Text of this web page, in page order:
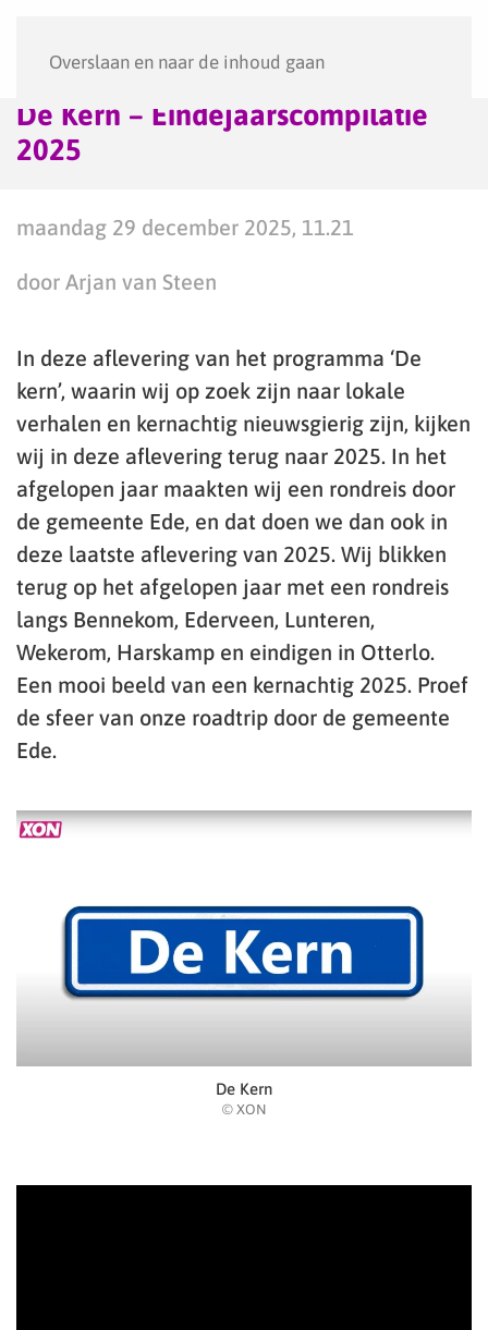
Overslaan en naar de inhoud gaan
De Kern – Eindejaarscompilatie
2025
maandag 29 december 2025, 11.21
door Arjan van Steen
In deze aflevering van het programma ‘De
kern’, waarin wij op zoek zijn naar lokale
verhalen en kernachtig nieuwsgierig zijn, kijken
wij in deze aflevering terug naar 2025. In het
afgelopen jaar maakten wij een rondreis door
de gemeente Ede, en dat doen we dan ook in
deze laatste aflevering van 2025. Wij blikken
terug op het afgelopen jaar met een rondreis
langs Bennekom, Ederveen, Lunteren,
Wekerom, Harskamp en eindigen in Otterlo.
Een mooi beeld van een kernachtig 2025. Proef
de sfeer van onze roadtrip door de gemeente
Ede.
De Kern
© XON